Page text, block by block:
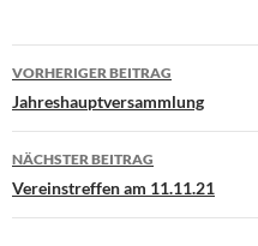
Beitragsnavigation
VORHERIGER BEITRAG
Jahreshauptversammlung
NÄCHSTER BEITRAG
Vereinstreffen am 11.11.21